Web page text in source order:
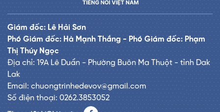
Giám đốc: Lê Hải Sơn
Phó Giám đốc: Hà Mạnh Thắng - Phó Giám đốc: Phạm
Thị Thúy Ngọc
Địa chỉ: 19A Lê Duẩn - Phường Buôn Ma Thuột - tỉnh Dak
Lak
Email: chuongtrinhedevov@gmail.com
Số điện thoại: 0262.3853052